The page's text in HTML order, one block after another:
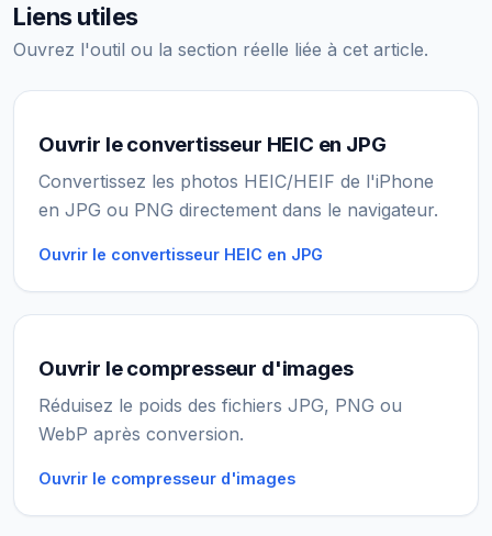
Liens utiles
Ouvrez l'outil ou la section réelle liée à cet article.
Ouvrir le convertisseur HEIC en JPG
Convertissez les photos HEIC/HEIF de l'iPhone
en JPG ou PNG directement dans le navigateur.
Ouvrir le convertisseur HEIC en JPG
Ouvrir le compresseur d'images
Réduisez le poids des fichiers JPG, PNG ou
WebP après conversion.
Ouvrir le compresseur d'images